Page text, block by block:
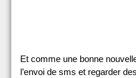
Et comme une bonne
l’envoi de sms et regarder